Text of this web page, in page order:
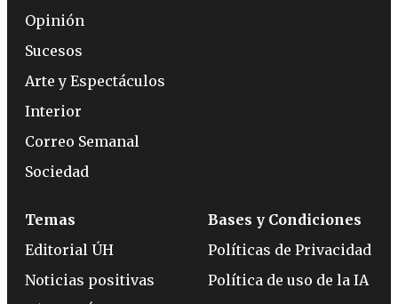
Opinión
Sucesos
Arte y Espectáculos
Interior
Correo Semanal
Sociedad
Temas
Editorial ÚH
Noticias positivas
Bases y Condiciones
Políticas de Privacidad
Política de uso de la IA